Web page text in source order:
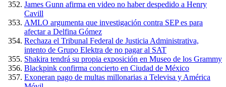
James Gunn afirma en video no haber despedido a Henry
Cavill
AMLO argumenta que investigación contra SEP es para
afectar a Delfina Gómez
Rechaza el Tribunal Federal de Justicia Administrativa,
intento de Grupo Elektra de no pagar al SAT
Shakira tendrá su propia exposición en Museo de los Grammy
Blackpink confirma concierto en Ciudad de México
Exoneran pago de multas millonarias a Televisa y América